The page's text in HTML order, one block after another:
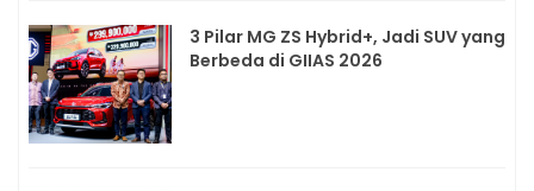
3 Pilar MG ZS Hybrid+, Jadi SUV yang
Berbeda di GIIAS 2026